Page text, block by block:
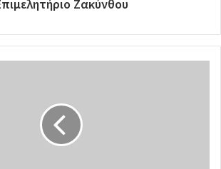
Ζακύνθου